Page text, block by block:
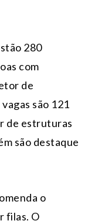
280
com
de
são 121
de estruturas
são destaque
o
filas. O